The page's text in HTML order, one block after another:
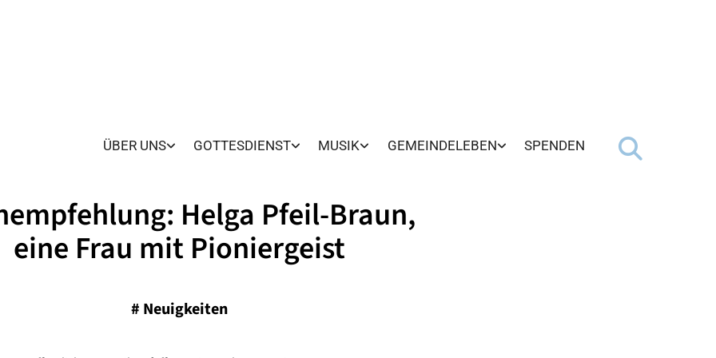
ÜBER UNS GOTTESDIENST MUSIK GEMEINDELEBEN SPENDEN
Helga Pfeil-Braun,
eine Frau mit Pioniergeist
# Neuigkeiten